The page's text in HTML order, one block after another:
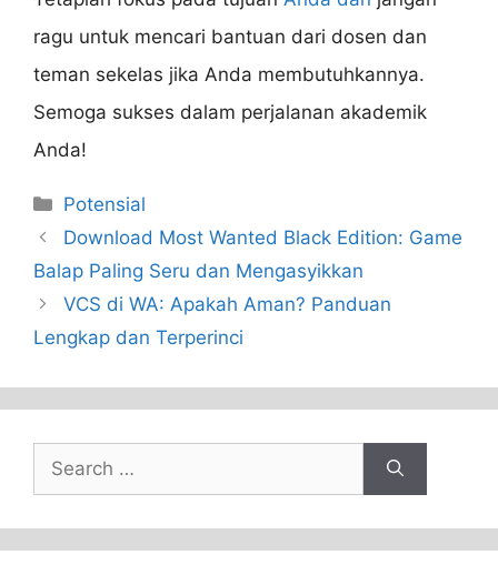
ragu untuk mencari bantuan dari dosen dan
teman sekelas jika Anda membutuhkannya.
Semoga sukses dalam perjalanan akademik
Anda!
Categories
Potensial
Download Most Wanted Black Edition: Game
Balap Paling Seru dan Mengasyikkan
VCS di WA: Apakah Aman? Panduan
Lengkap dan Terperinci
Search
for: